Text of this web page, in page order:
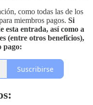
como todas las de los
miembros pagos. Si
esta entrada, así como a
(entre otros beneficios),
pago:
Suscribirse